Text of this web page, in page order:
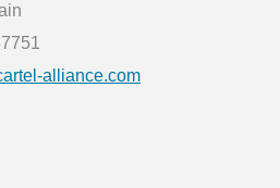
alliance.com